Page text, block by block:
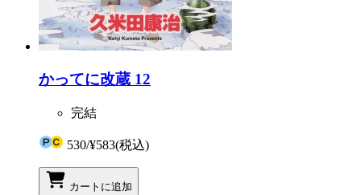
かってに改蔵 12
完結
530/¥583(税込)
カートに追加